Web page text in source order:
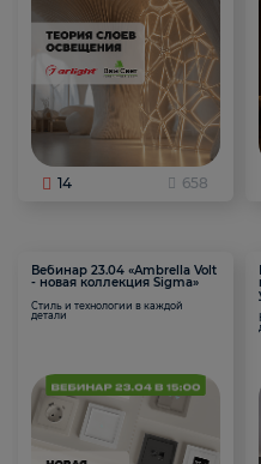
14 658
Вебинар 23.04 «Ambrella Volt
- новая коллекция Sigma»
Стиль и технологии в каждой
детали